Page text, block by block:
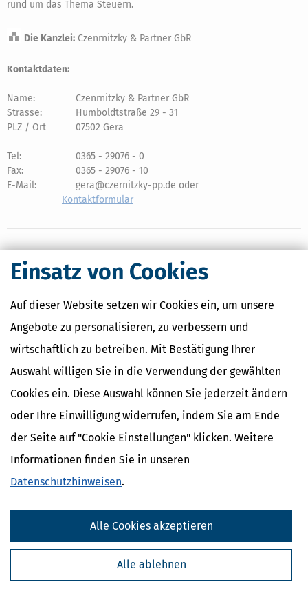
Einsatz von Cookies
Auf dieser Website setzen wir Cookies ein, um unsere
Angebote zu personalisieren, zu verbessern und
wirtschaftlich zu betreiben. Mit Bestätigung Ihrer
Auswahl willigen Sie in die Verwendung der gewählten
Cookies ein. Diese Auswahl können Sie jederzeit ändern
oder Ihre Einwilligung widerrufen, indem Sie am Ende
der Seite auf "Cookie Einstellungen" klicken. Weitere
Informationen finden Sie in unseren
Datenschutzhinweisen.
Alle ablehnen
Alle Cookies akzeptieren
rund um das Thema Steuern.
Die Kanzlei: Czenrnitzky & Partner GbR
Kontaktdaten:
Name:
Czenrnitzky & Partner GbR
Strasse:
Humboldtstraße 29 - 31
PLZ / Ort
07502 Gera
Tel:
0365 - 29076 - 0
Fax:
0365 - 29076 - 10
E-Mail:
gera@czernitzky-pp.de oder
Kontaktformular